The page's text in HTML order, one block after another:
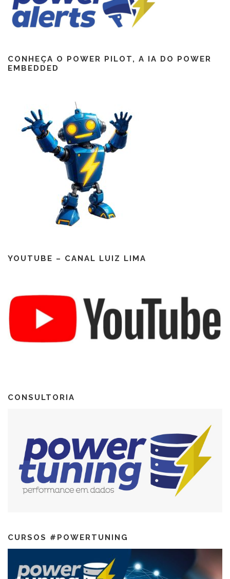
CONHEÇA O POWER PILOT, A IA DO POWER
EMBEDDED
YOUTUBE – CANAL LUIZ LIMA
CONSULTORIA
CURSOS #POWERTUNING